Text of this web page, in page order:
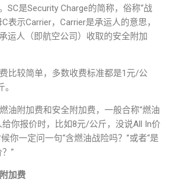
SC是Security Charge的简称，俗称“战
表示Carrier，Carrier是承运人的意思，
运人（即航空公司）收取的安全附加
比较简单，多数收费标准都是1元/公
油附加费和安全附加费，一般合称“燃油
给你报价时，比如8元/公斤，没说All In价
你一定问一句“含燃油战险吗？”或者“是
”
加费